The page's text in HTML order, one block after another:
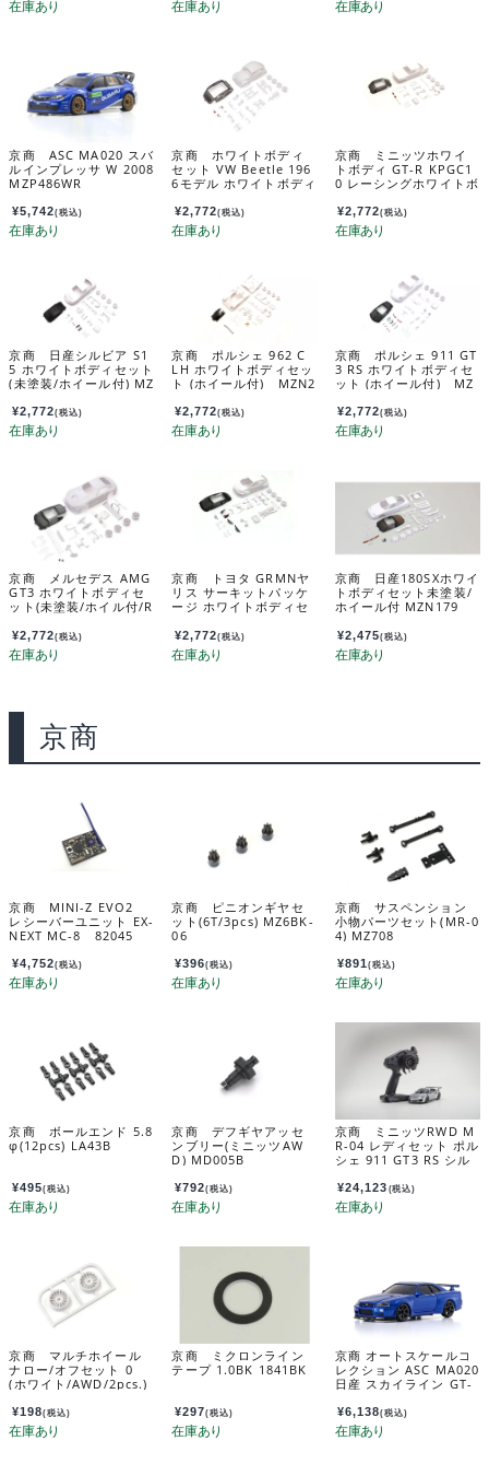
京商 ASC MA020 スバ
ルインプレッサ W 2008
MZP486WR
¥5,742(税込)
京商 ホワイトボディ
セット VW Beetle 196
6モデル ホワイトボディ
付 MZN240
¥2,772(税込)
京商 ミニッツホワイ
トボディ GT-R KPGC1
0 レーシングホワイトボ
付） MZN222
¥2,772(税込)
京商 日産シルビア S1
5 ホワイトボディセット
(未塗装/ホイール付) MZ
¥2,772(税込)
京商 ポルシェ 962 C
LH ホワイトボディセッ
ト (ホイール付) MZN2
¥2,772(税込)
京商 ポルシェ 911 GT
3 RS ホワイトボディセ
ット (ホイール付) MZ
¥2,772(税込)
京商 メルセデス AMG
GT3 ホワイトボディセ
ット(未塗装/ホイル付/R
¥2,772(税込)
京商 トヨタ GRMNヤ
リス サーキットパッケ
ージ ホワイトボディセ
¥2,772(税込)
京商 日産180SXホワイ
トボディセット未塗装/
ホイール付 MZN179
¥2,475(税込)
京商
京商 MINI-Z EVO2
レシーバーユニット EX-
NEXT MC-8 82045
¥4,752(税込)
京商 ピニオンギヤセ
ット(6T/3pcs) MZ6BK-
06
¥396(税込)
京商 サスペンション
小物パーツセット(MR-0
4) MZ708
¥891(税込)
京商 ボールエンド 5.8
φ(12pcs) LA43B
¥495(税込)
京商 デフギヤアッセ
ンブリー(ミニッツAW
D) MD005B
¥792(税込)
京商 ミニッツRWD M
R-04 レディセット ポル
シェ 911 GT3 RS シル
¥24,123 (税込)
京商 マルチホイール
ナロー/オフセット 0
(ホワイト/AWD/2pcs.)
¥198(税込)
京商 ミクロンライン
テープ 1.0BK 1841BK
¥297(税込)
京商 オートスケールコ
レクション ASC MA020
日産 スカイライン GT-
ー MZP487MB
¥6,138(税込)